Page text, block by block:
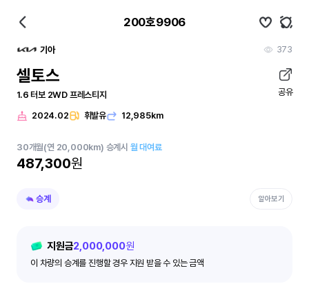
200호9906
기아 373
셀토스
1.6 터보 2WD 프레스티지 공유
2024.02 휘발유 12,985km
30개월(연 20,000km) 승계시 월 대여료
487,300원
승계 알아보기
지원금2,000,000원
이 차량의 승계를 진행할 경우 지원 받을 수 있는 금액